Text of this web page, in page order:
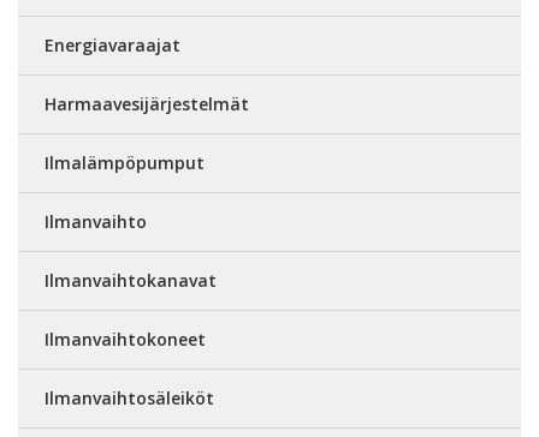
Energiavaraajat
Harmaavesijärjestelmät
Ilmalämpöpumput
Ilmanvaihto
Ilmanvaihtokanavat
Ilmanvaihtokoneet
Ilmanvaihtosäleiköt